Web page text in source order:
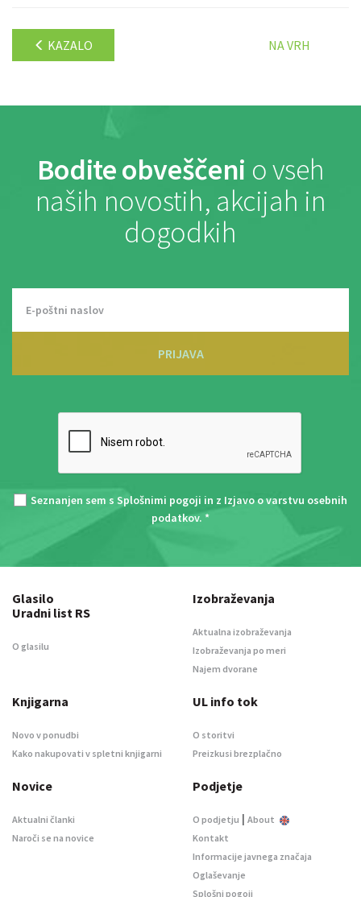
KAZALO NA VRH
Bodite obveščeni o vseh
naših novostih, akcijah in
dogodkih
PRIJAVA
Seznanjen sem s Splošnimi pogoji in z Izjavo o varstvu osebnih
podatkov. *
Glasilo
Uradni list RS
O glasilu
Izobraževanja
Aktualna izobraževanja
Izobraževanja po meri
Najem dvorane
Knjigarna
Novo v ponudbi
Kako nakupovati v spletni knjigarni
UL info tok
O storitvi
Preizkusi brezplačno
Novice
Aktualni članki
Naroči se na novice
Podjetje
O podjetju | About
Kontakt
Informacije javnega značaja
Oglaševanje
Splošni pogoji